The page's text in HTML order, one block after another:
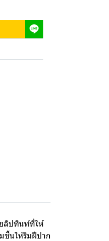
ลิปทินท์ที่ให้
ชื้นให้ริมฝีปาก